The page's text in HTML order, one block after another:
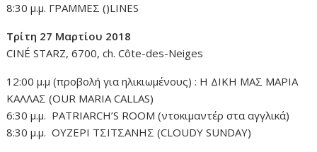
8:30 μ.μ. ΓΡΑΜΜΕΣ ()LINES
Τρίτη 27 Μαρτίου 2018
CINÉ STARZ, 6700, ch. Côte-des-Neiges
12:00 μ.μ (προβολή για ηλικιωμένους) : Η ΔΙΚΗ ΜΑΣ ΜΑΡΙΑ
ΚΑΛΛΑΣ (OUR MARIA CALLAS)
6:30 μ.μ. PATRIARCH’S ROOM (ντοκιμαντέρ στα αγγλικά)
8:30 μ.μ. ΟΥΖΕΡΙ ΤΣΙΤΣΑΝΗΣ (CLOUDY SUNDAY)